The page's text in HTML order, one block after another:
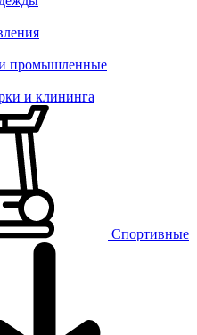
промышленные
и клининга
Спортивные